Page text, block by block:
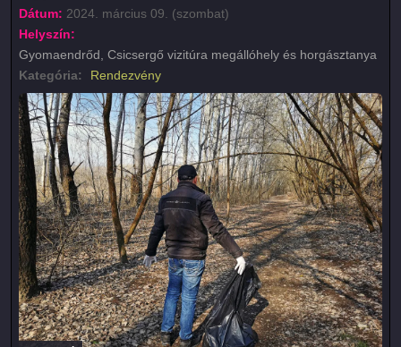
Dátum: 2024. március 09. (szombat)
Helyszín:
Gyomaendrőd, Csicsergő vizitúra megállóhely és horgásztanya
Kategória:
Rendezvény